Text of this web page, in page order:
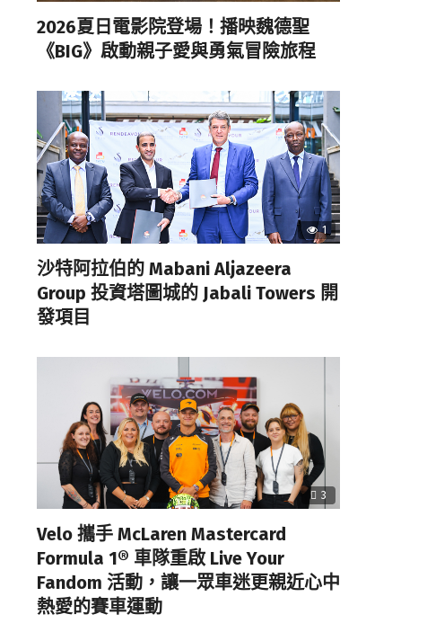
2026夏日電影院登場！播映魏德聖
《BIG》啟動親子愛與勇氣冒險旅程
1
沙特阿拉伯的 Mabani Aljazeera
Group 投資塔圖城的 Jabali Towers 開
發項目
3
Velo 攜手 McLaren Mastercard
Formula 1® 車隊重啟 Live Your
Fandom 活動，讓一眾車迷更親近心中
熱愛的賽車運動